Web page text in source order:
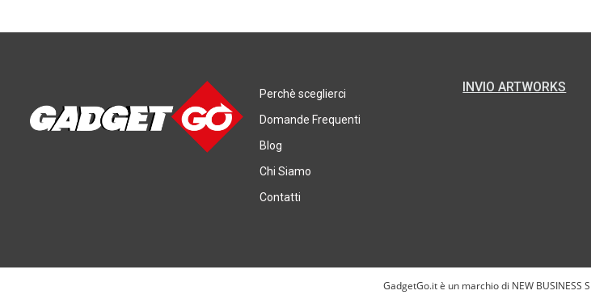
Perchè sceglierci
Domande Frequenti
Blog
Chi Siamo
Contatti
INVIO ARTWORKS
GadgetGo.it è un marchio di NEW BUSINESS